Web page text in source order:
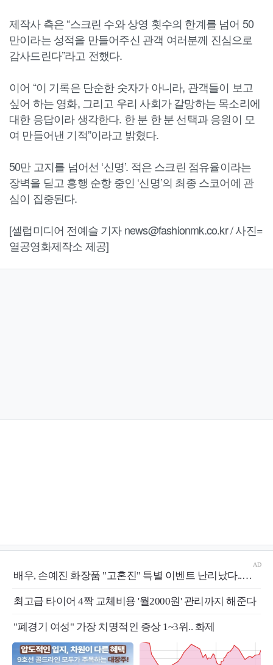
제작사 측은 “스크린 수와 상영 횟수의 한계를 넘어 50
만이라는 성적을 만들어주신 관객 여러분께 진심으로
감사드린다”라고 전했다.
이어 “이 기록은 단순한 숫자가 아니라, 관객들이 보고
싶어 하는 영화, 그리고 우리 사회가 갈망하는 목소리에
대한 응답이라 생각한다. 한 분 한 분 선택과 응원이 모
여 만들어낸 기적”이라고 밝혔다.
50만 고지를 넘어선 ‘신명’. 적은 스크린 점유율이라는
장벽을 딛고 흥행 순항 중인 ‘신명’의 최종 스코어에 관
심이 집중된다.
[셀럽미디어 전예슬 기자 news@fashionmk.co.kr / 사진=
열공영화제작소 제공]